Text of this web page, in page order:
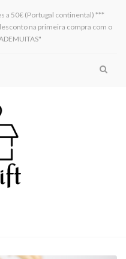
a 50€ (Portugal continental) ***
na primeira compra com o